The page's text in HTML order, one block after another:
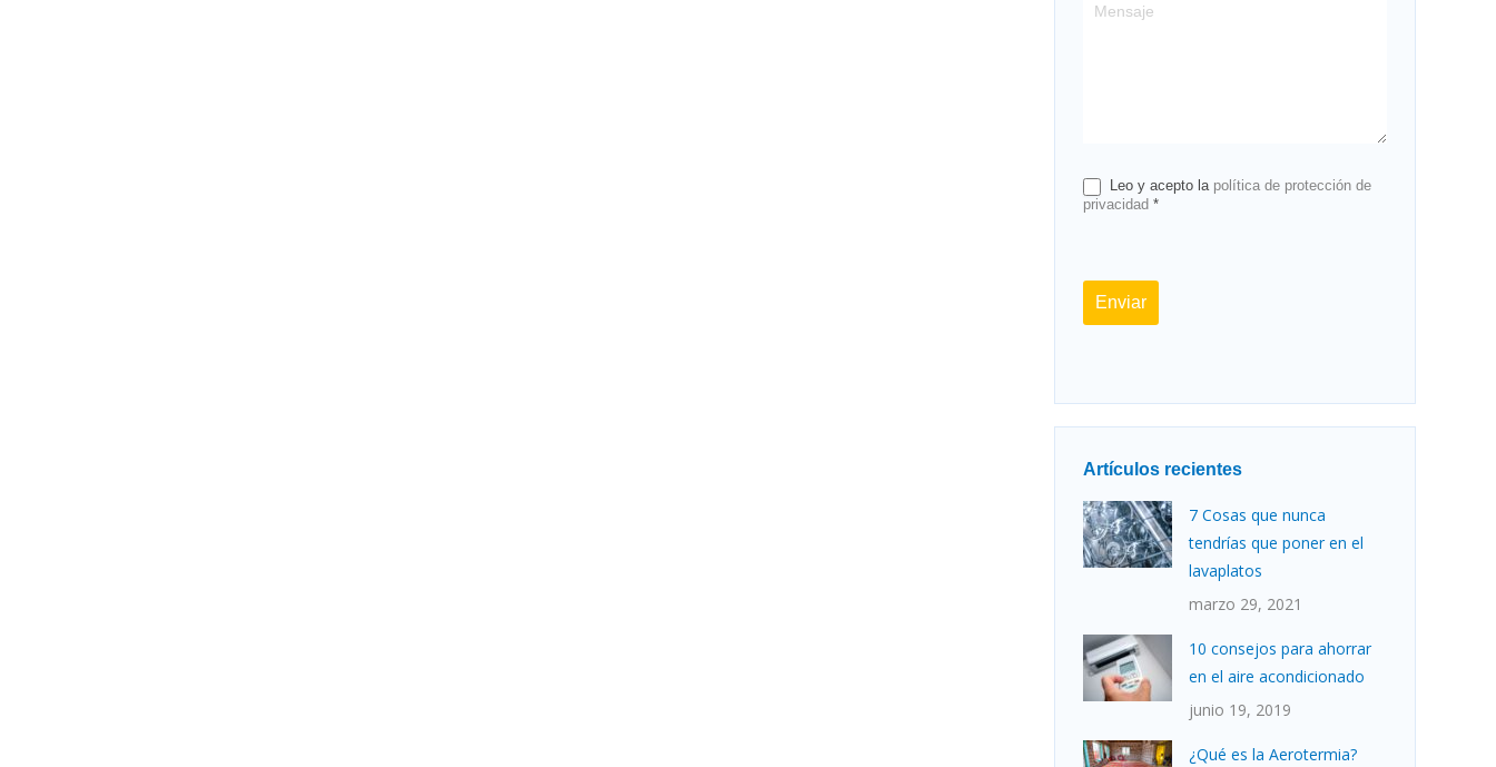
Leo y acepto la política de protección de
privacidad *
Enviar
Artículos recientes
7 Cosas que nunca
tendrías que poner en el
lavaplatos
marzo 29, 2021
10 consejos para ahorrar
en el aire acondicionado
junio 19, 2019
¿Qué es la Aerotermia?